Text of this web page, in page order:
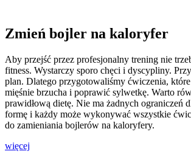
Zmień bojler na kaloryfer
Aby przejść przez profesjonalny trening nie
fitness. Wystarczy sporo chęci i dyscypliny.
plan. Dlatego przygotowaliśmy ćwiczenia,
mięśnie brzucha i poprawić sylwetkę. Warto
prawidłową dietę. Nie ma żadnych ograniczeń
formę i każdy może wykonywać wszystkie
do zamieniania bojlerów na kaloryfery.
więcej